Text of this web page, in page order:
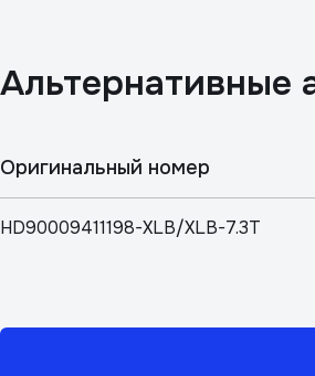
Aльтернативные
Оригинальный номер
HD90009411198-XLB/XLB-7.3T